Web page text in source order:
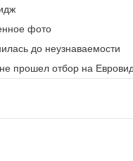
фото
до неузнаваемости
прошел отбор на